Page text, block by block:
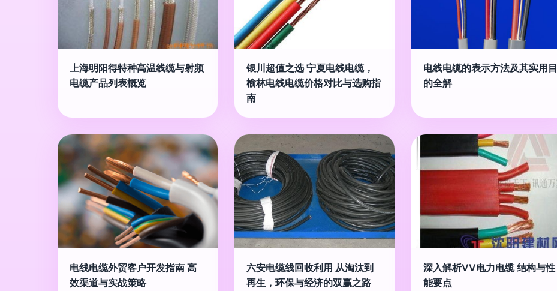
上海明阳得特种高温线缆与射频
电缆产品列表概览
银川超值之选 宁夏电线电缆，
榆林电线电缆价格对比与选购指
南
电线电缆的表示方法及其实用目
的全解
电线电缆外贸客户开发指南 高
效渠道与实战策略
六安电缆线回收利用 从淘汰到
再生，环保与经济的双赢之路
深入解析VV电力电缆 结构与性
能要点